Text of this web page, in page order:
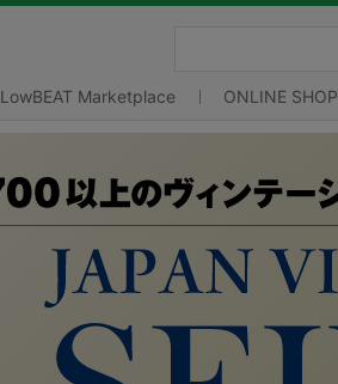
LowBEAT Marketplace ONLINE SHOP